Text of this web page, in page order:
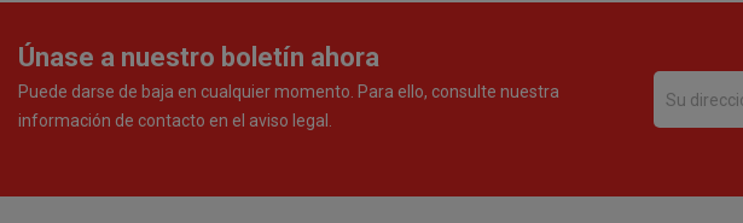
Únase a nuestro boletín ahora
Puede darse de baja en cualquier momento. Para ello, consulte nuestra
información de contacto en el aviso legal.